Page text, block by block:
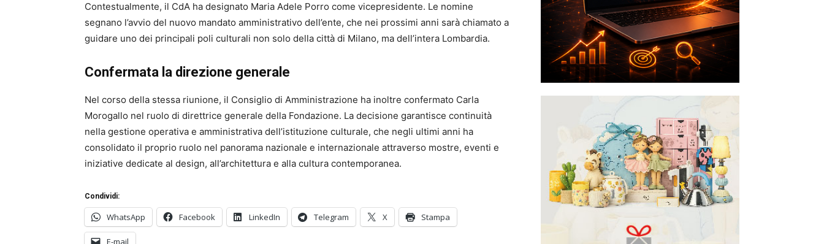
Contestualmente, il CdA ha designato Maria Adele Porro come vicepresidente. Le nomine
segnano l’avvio del nuovo mandato amministrativo dell’ente, che nei prossimi anni sarà chiamato a
guidare uno dei principali poli culturali non solo della città di Milano, ma dell’intera Lombardia.
Confermata la direzione generale
Nel corso della stessa riunione, il Consiglio di Amministrazione ha inoltre confermato Carla
Morogallo nel ruolo di direttrice generale della Fondazione. La decisione garantisce continuità
nella gestione operativa e amministrativa dell’istituzione culturale, che negli ultimi anni ha
consolidato il proprio ruolo nel panorama nazionale e internazionale attraverso mostre, eventi e
iniziative dedicate al design, all’architettura e alla cultura contemporanea.
Condividi:
WhatsApp Facebook LinkedIn Telegram X Stampa
E-mail